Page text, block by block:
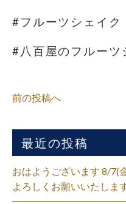
#フルーツシェイク
#八百屋のフルーツ
前の投稿へ
最近の投稿
おはようございます 8/7(
よろしくお願いいたしま